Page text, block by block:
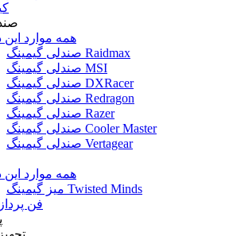
همه موارد این
صندلی گیمینگ Raidmax
صندلی گیمینگ MSI
صندلی گیمینگ DXRacer
صندلی گیمینگ Redragon
صندلی گیمینگ Razer
صندلی گیمینگ Cooler Master
صندلی گیمینگ Vertagear
همه موارد این
میز گیمینگ Twisted Minds
فن